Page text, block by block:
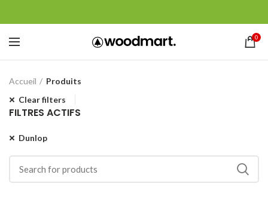
0
Accueil
Produits
Clear filters
FILTRES ACTIFS
Dunlop